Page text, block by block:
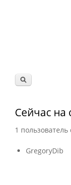
Сейчас на
1
GregoryDib